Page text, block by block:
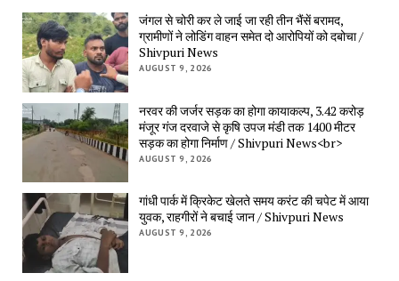
जंगल से चोरी कर ले जाई जा रही तीन भैंसें बरामद,
ग्रामीणों ने लोडिंग वाहन समेत दो आरोपियों को दबोचा /
Shivpuri News
AUGUST 9, 2026
नरवर की जर्जर सड़क का होगा कायाकल्प, 3.42 करोड़
मंजूर गंज दरवाजे से कृषि उपज मंडी तक 1400 मीटर
सड़क का होगा निर्माण / Shivpuri News<br>
AUGUST 9, 2026
गांधी पार्क में क्रिकेट खेलते समय करंट की चपेट में आया
युवक, राहगीरों ने बचाई जान / Shivpuri News
AUGUST 9, 2026